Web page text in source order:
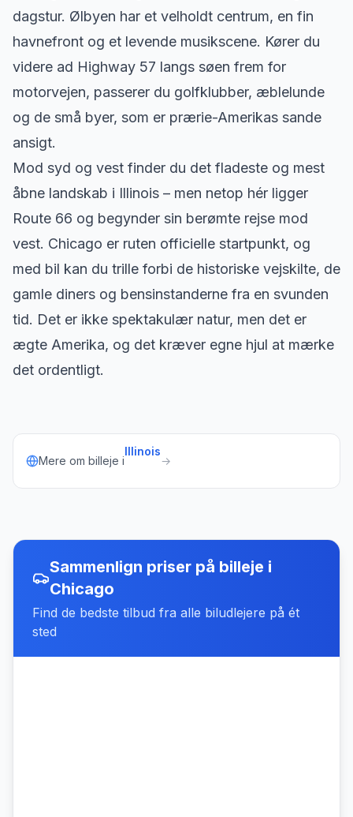
dagstur. Ølbyen har et velholdt centrum, en fin
havnefront og et levende musikscene. Kører du
videre ad Highway 57 langs søen frem for
motorvejen, passerer du golfklubber, æblelunde
og de små byer, som er prærie-Amerikas sande
ansigt.
Mod syd og vest finder du det fladeste og mest
åbne landskab i Illinois – men netop hér ligger
Route 66 og begynder sin berømte rejse mod
vest. Chicago er ruten officielle startpunkt, og
med bil kan du trille forbi de historiske vejskilte, de
gamle diners og bensinstanderne fra en svunden
tid. Det er ikke spektakulær natur, men det er
ægte Amerika, og det kræver egne hjul at mærke
det ordentligt.
Mere om billeje i
Illinois
→
Sammenlign priser på billeje i
Chicago
Find de bedste tilbud fra alle biludlejere på ét
sted